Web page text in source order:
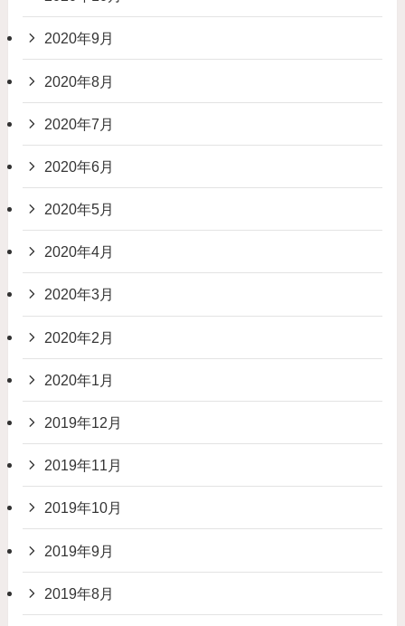
2020年9月
2020年8月
2020年7月
2020年6月
2020年5月
2020年4月
2020年3月
2020年2月
2020年1月
2019年12月
2019年11月
2019年10月
2019年9月
2019年8月